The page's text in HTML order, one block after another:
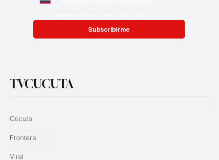
Subscribirme
TVCUCUTA
Cúcuta
Frontera
Viral